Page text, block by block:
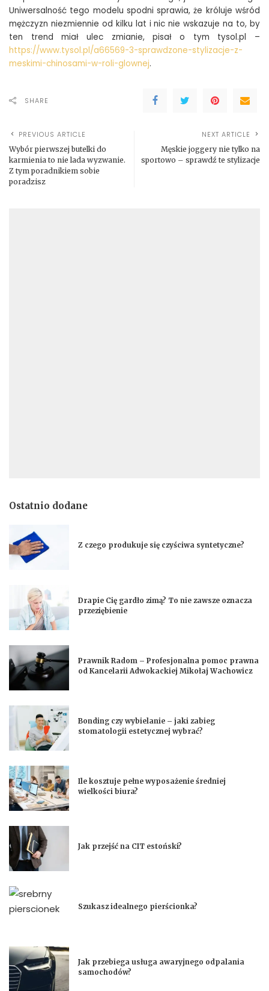
Uniwersalność tego modelu spodni sprawia, że króluje wśród
mężczyzn niezmiennie od kilku lat i nic nie wskazuje na to, by
ten trend miał ulec zmianie, pisał o tym tysol.pl –
https://www.tysol.pl/a66569-3-sprawdzone-stylizacje-z-
meskimi-chinosami-w-roli-glownej.
SHARE
PREVIOUS ARTICLE
Wybór pierwszej butelki do
karmienia to nie lada wyzwanie.
Z tym poradnikiem sobie
poradzisz
NEXT ARTICLE
Męskie joggery nie tylko na
sportowo – sprawdź te stylizacje
Ostatnio dodane
Z czego produkuje się czyściwa syntetyczne?
Drapie Cię gardło zimą? To nie zawsze oznacza
przeziębienie
Prawnik Radom – Profesjonalna pomoc prawna
od Kancelarii Adwokackiej Mikołaj Wachowicz
Bonding czy wybielanie – jaki zabieg
stomatologii estetycznej wybrać?
Ile kosztuje pełne wyposażenie średniej
wielkości biura?
Jak przejść na CIT estoński?
Szukasz idealnego pierścionka?
Jak przebiega usługa awaryjnego odpalania
samochodów?